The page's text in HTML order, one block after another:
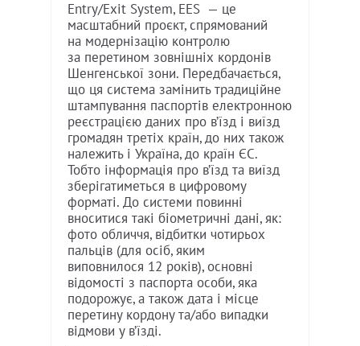
Entry/Exit System, EES — це
масштабний проєкт, спрямований
на модернізацію контролю
за перетином зовнішніх кордонів
Шенгенської зони. Передбачається,
що ця система замінить традиційне
штампування паспортів електронною
реєстрацією даних про в’їзд і виїзд
громадян третіх країн, до них також
належить і Україна, до країн ЄС.
Тобто інформація про в’їзд та виїзд
зберігатиметься в цифровому
форматі. До системи повинні
вноситися такі біометричні дані, як:
фото обличчя, відбитки чотирьох
пальців (для осіб, яким
виповнилося 12 років), основні
відомості з паспорта особи, яка
подорожує, а також дата і місце
перетину кордону та/або випадки
відмови у в’їзді.